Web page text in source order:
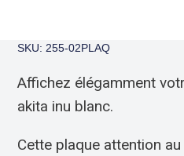
SKU: 255-02PLAQ
Affichez élégamment
akita inu blanc.
Cette plaque attention